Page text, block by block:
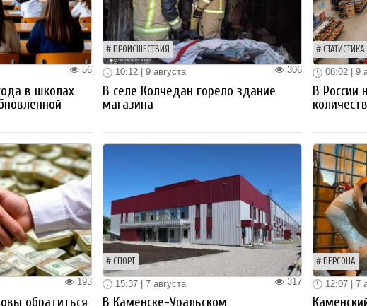
56
в школах
ПРОИСШЕСТВИЯ
306
10:12 | 9 августа
В селе Колчедан горело здание
магазина
СТАТИСТИКА
08:02 | 9
В России
193
обратиться
СПОРТ
317
15:37 | 7 августа
В Каменске-Уральском
ПЕРСОНА
12:07 | 7